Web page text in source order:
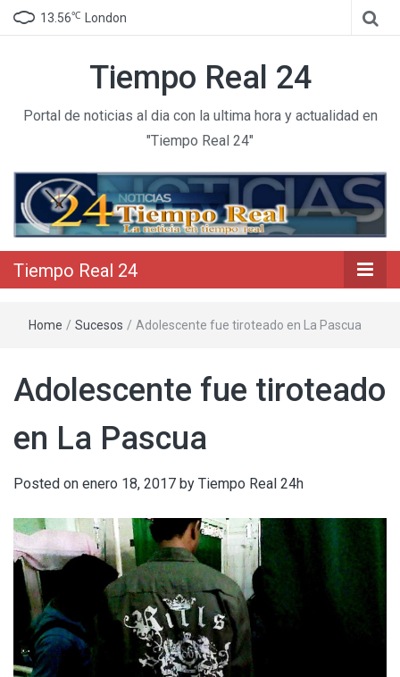
13.56℃ London
Tiempo Real 24
Portal de noticias al dia con la ultima hora y actualidad en
"Tiempo Real 24"
Tiempo Real 24
Home / Sucesos / Adolescente fue tiroteado en La Pascua
Adolescente fue tiroteado
en La Pascua
Posted on enero 18, 2017 by Tiempo Real 24h